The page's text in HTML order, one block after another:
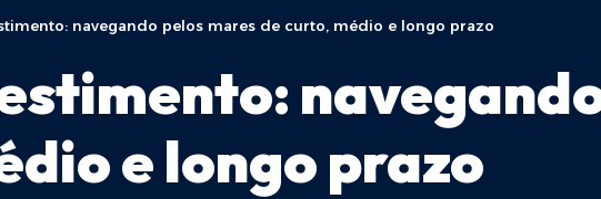
navegando pelos mares de curto, médio e longo prazo
e longo prazo